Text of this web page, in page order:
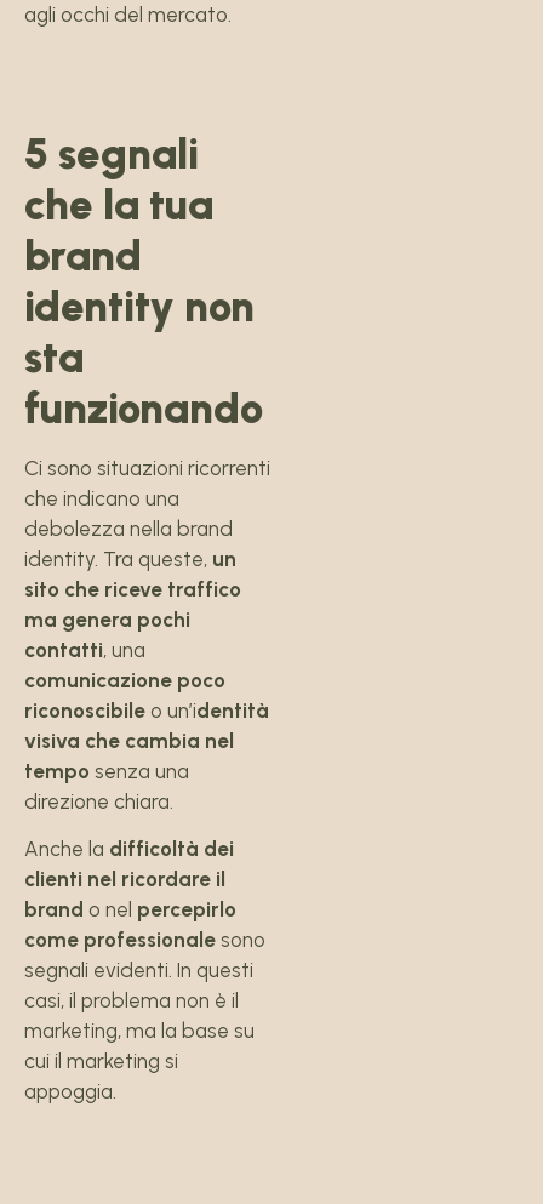
agli occhi del mercato.
5 segnali
che la tua
brand
identity non
sta
funzionando
Ci sono situazioni ricorrenti
che indicano una
debolezza nella brand
identity. Tra queste, un
sito che riceve traffico
ma genera pochi
contatti, una
comunicazione poco
riconoscibile o un’identità
visiva che cambia nel
tempo senza una
direzione chiara.
Anche la difficoltà dei
clienti nel ricordare il
brand o nel percepirlo
come professionale sono
segnali evidenti. In questi
casi, il problema non è il
marketing, ma la base su
cui il marketing si
appoggia.